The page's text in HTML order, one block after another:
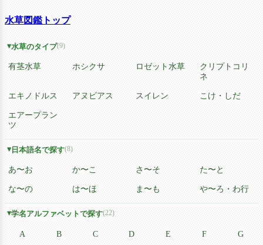
水草図鑑トップ
水草のタイプ(9)
有茎水草 ホシクサ ロゼット水草
クリプトコリ
ネ
エキノドルス アヌビアス スイレン こけ・しだ
エアープラン
ツ
日本語名で探す(8)
あ〜お か〜こ さ〜そ た〜と
な〜の は〜ほ ま〜も や〜ろ・わ行
学名アルファベットで探す(22)
A B C D E F G